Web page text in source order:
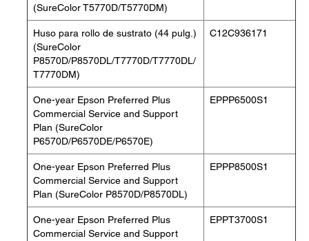
(SureColor T5770D/T5770DM)
Huso para rollo de sustrato (44 pulg.)
(SureColor
P8570D/P8570DL/T7770D/T7770DL/
T7770DM)
C12C936171
One-year Epson Preferred Plus
Commercial Service and Support
Plan (SureColor
P6570D/P6570DE/P6570E)
EPPP6500S1
One-year Epson Preferred Plus
Commercial Service and Support
Plan (SureColor P8570D/P8570DL)
EPPP8500S1
One-year Epson Preferred Plus
Commercial Service and Support
EPPT3700S1